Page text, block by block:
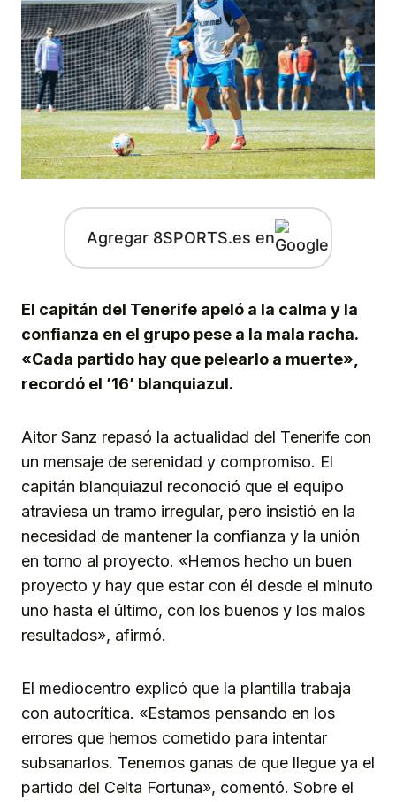
Agregar 8SPORTS.es en
El capitán del Tenerife apeló a la calma y la
confianza en el grupo pese a la mala racha.
«Cada partido hay que pelearlo a muerte»,
recordó el ’16’ blanquiazul.
Aitor Sanz repasó la actualidad del Tenerife con
un mensaje de serenidad y compromiso. El
capitán blanquiazul reconoció que el equipo
atraviesa un tramo irregular, pero insistió en la
necesidad de mantener la confianza y la unión
en torno al proyecto. «Hemos hecho un buen
proyecto y hay que estar con él desde el minuto
uno hasta el último, con los buenos y los malos
resultados», afirmó.
El mediocentro explicó que la plantilla trabaja
con autocrítica. «Estamos pensando en los
errores que hemos cometido para intentar
subsanarlos. Tenemos ganas de que llegue ya el
partido del Celta Fortuna», comentó. Sobre el